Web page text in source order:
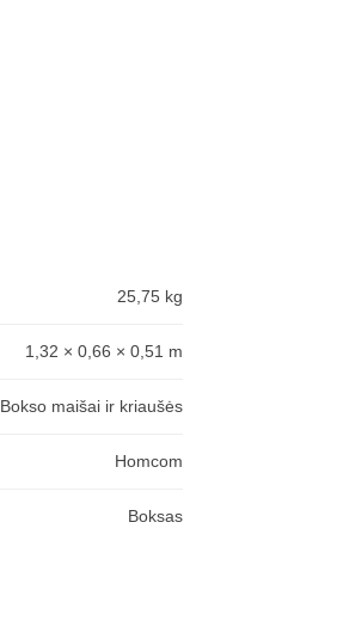
25,75 kg
1,32 × 0,66 × 0,51 m
Bokso maišai ir kriaušės
Homcom
Boksas